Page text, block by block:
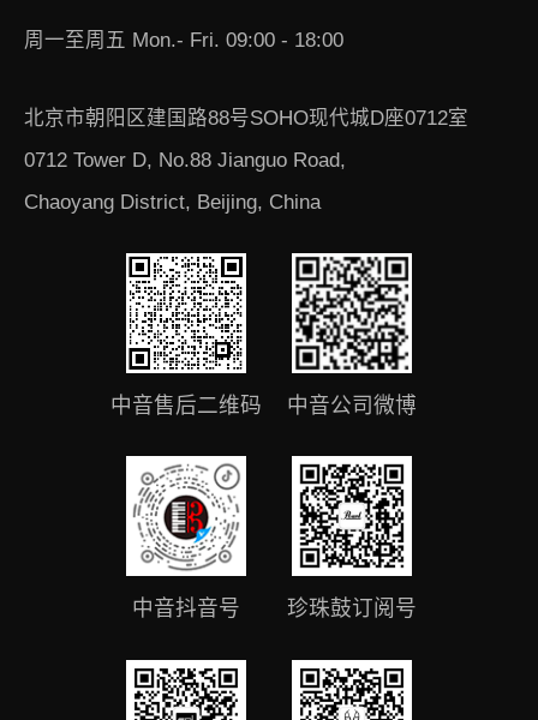
周一至周五 Mon.- Fri. 09:00 - 18:00
北京市朝阳区建国路88号SOHO现代城D座0712室
0712 Tower D, No.88 Jianguo Road,
Chaoyang District, Beijing, China
中音售后二维码 中音公司微博
中音抖音号 珍珠鼓订阅号